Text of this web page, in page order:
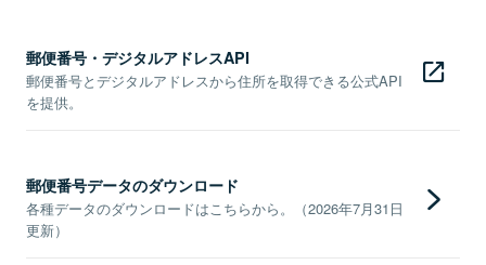
郵便番号・デジタルアドレスAPI
郵便番号とデジタルアドレスから住所を取得できる公式API
を提供。
郵便番号データのダウンロード
各種データのダウンロードはこちらから。（2026年7月31日
更新）